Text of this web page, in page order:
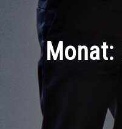
Monat: